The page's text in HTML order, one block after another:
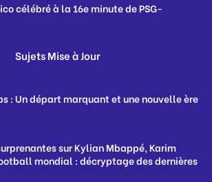
célébré à la 16e minute de PSG-
Sujets Mise à Jour
: Un départ marquant et une nouvelle ère
sur Kylian Mbappé, Karim
mondial : décryptage des dernières